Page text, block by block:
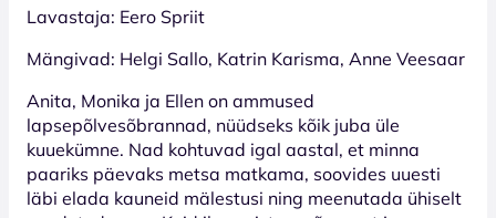
Lavastaja: Eero Spriit
Mängivad: Helgi Sallo, Katrin Karisma, Anne Veesaar
Anita, Monika ja Ellen on ammused
lapsepõlvesõbrannad, nüüdseks kõik juba üle
kuuekümne. Nad kohtuvad igal aastal, et minna
paariks päevaks metsa matkama, soovides uuesti
läbi elada kauneid mälestusi ning meenutada ühiselt